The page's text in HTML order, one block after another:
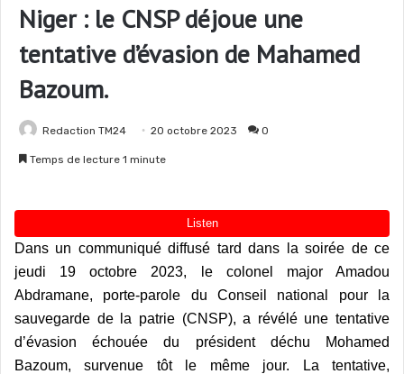
Niger : le CNSP déjoue une
tentative d’évasion de Mahamed
Bazoum.
Redaction TM24 20 octobre 2023 0
Temps de lecture 1 minute
Dans un communiqué diffusé tard dans la soirée de ce
jeudi 19 octobre 2023, le colonel major Amadou
Abdramane, porte-parole du Conseil national pour la
sauvegarde de la patrie (CNSP), a révélé une tentative
d’évasion échouée du président déchu Mohamed
Bazoum, survenue tôt le même jour. La tentative,